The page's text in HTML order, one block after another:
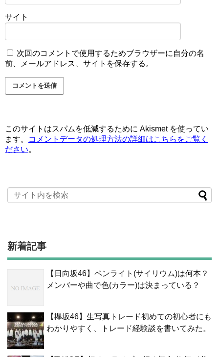
サイト
次回のコメントで使用するためブラウザーに自分の名
前、メールアドレス、サイトを保存する。
このサイトはスパムを低減するために Akismet を使ってい
ます。
コメントデータの処理方法の詳細はこちらをご覧く
ださい。
新着記事
【日向坂46】ペンライト(サイリウム)は何本？
メンバーや曲で色(カラー)は決まっている？
【欅坂46】生写真トレード初めての初心者にも
わかりやすく、トレード経験談を書いてみた。